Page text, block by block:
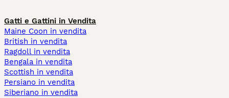
Gatti e Gattini in Vendita
Maine Coon in vendita
British in vendita
Ragdoll in vendita
Bengala in vendita
Scottish in vendita
Persiano in vendita
Siberiano in vendita